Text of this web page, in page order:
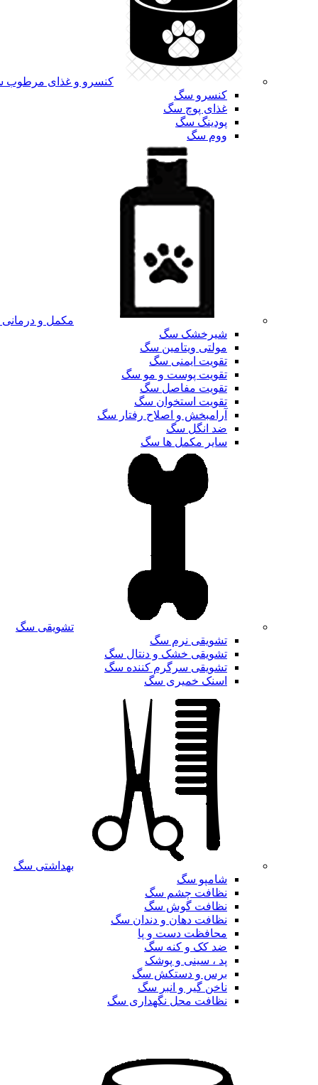
کنسرو و غذای
کنسرو سگ
غذای پوچ سگ
پودینگ سگ
ووم سگ
مکمل و
شیرخشک سگ
مولتی ویتامین سگ
تقویت ایمنی سگ
تقویت پوست و مو سگ
تقویت مفاصل سگ
تقویت استخوان سگ
آرامبخش و اصلاح رفتار سگ
ضد انگل سگ
سایر مکمل ها سگ
تشویقی سگ
تشویقی نرم سگ
تشویقی خشک و دنتال سگ
تشویقی سرگرم کننده سگ
اسنک خمیری سگ
بهداشتی سگ
شامپو سگ
نظافت چشم سگ
نظافت گوش سگ
نظافت دهان و دندان سگ
محافظت دست و پا
ضد کک و کنه سگ
پد ، سینی و پوشک
برس و دستکش سگ
ناخن گیر و انبر سگ
نظافت محل نگهداری سگ